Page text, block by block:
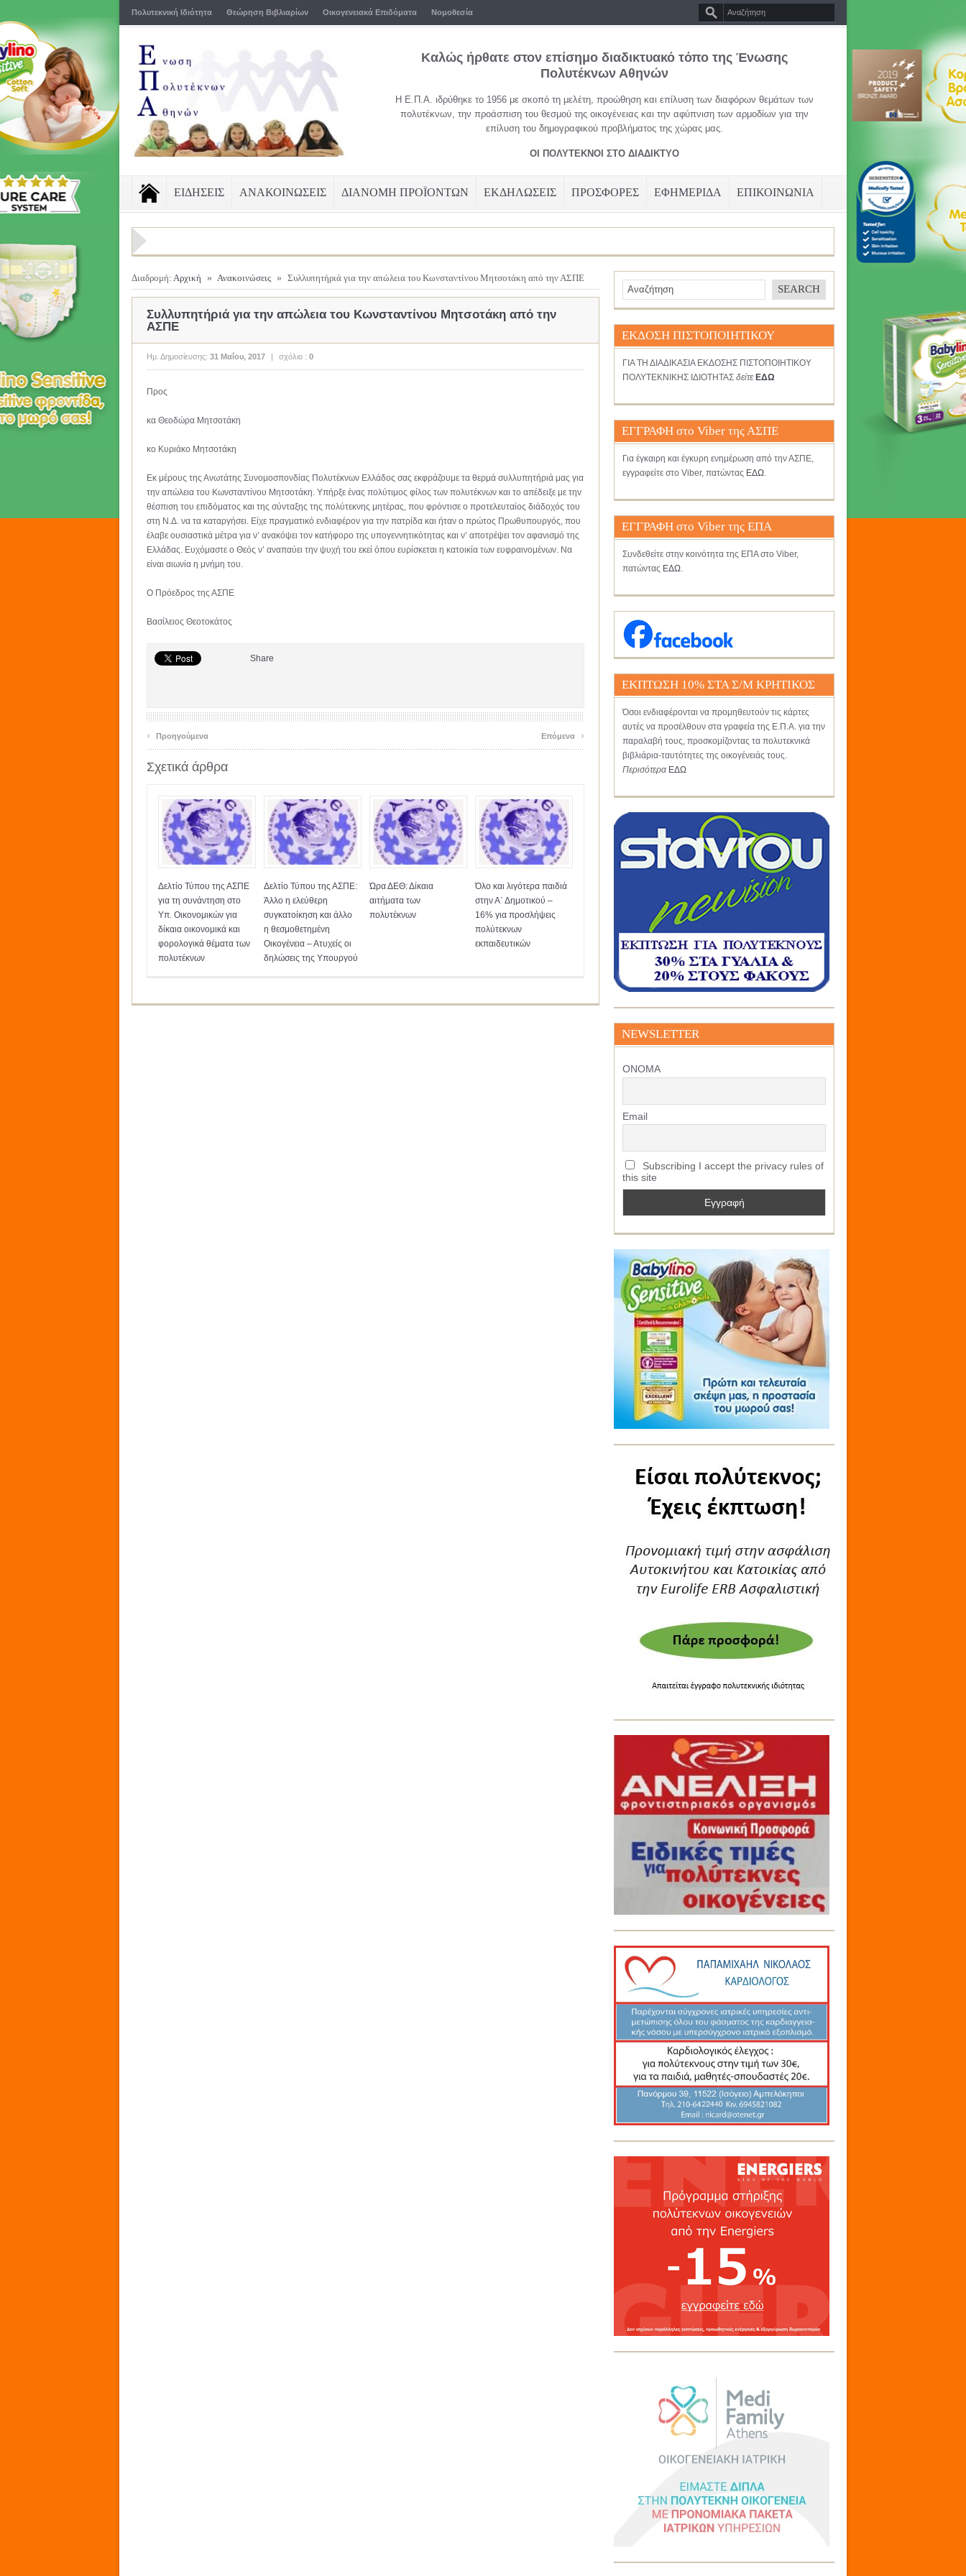
Πολυτεκνική Ιδιότητα Θεώρηση Βιβλιαρίων Οικογενειακά Επιδόματα Νομοθεσία
Καλώς ήρθατε στον επίσημο διαδικτυακό τόπο της Ένωσης
Πολυτέκνων Αθηνών
Η Ε.Π.Α. ιδρύθηκε το 1956 με σκοπό τη μελέτη, προώθηση και επίλυση των διαφόρων θεμάτων των
πολυτέκνων, την προάσπιση του θεσμού της οικογένειας και την αφύπνιση των αρμοδίων για την
επίλυση του δημογραφικού προβλήματος της χώρας μας.
ΟΙ ΠΟΛΥΤΕΚΝΟΙ ΣΤΟ ΔΙΑΔΙΚΤΥΟ
ΕΙΔΗΣΕΙΣ ΑΝΑΚΟΙΝΩΣΕΙΣ ΔΙΑΝΟΜΗ ΠΡΟΪΟΝΤΩΝ ΕΚΔΗΛΩΣΕΙΣ ΠΡΟΣΦΟΡΕΣ ΕΦΗΜΕΡΙΔΑ ΕΠΙΚΟΙΝΩΝΙΑ
Διαδρομή: Αρχική » Ανακοινώσεις » Συλλυπητήριά για την απώλεια του Κωνσταντίνου Μητσοτάκη από την ΑΣΠΕ
Συλλυπητήριά για την απώλεια του Κωνσταντίνου Μητσοτάκη από την
ΑΣΠΕ
Ημ. Δημοσίευσης: 31 Μαΐου, 2017 | σχόλιο : 0
Προς
κα Θεοδώρα Μητσοτάκη
κο Κυριάκο Μητσοτάκη
Εκ μέρους της Ανωτάτης Συνομοσπονδίας Πολυτέκνων Ελλάδος σας εκφράζουμε τα θερμά συλλυπητήριά μας για
την απώλεια του Κωνσταντίνου Μητσοτάκη. Υπήρξε ένας πολύτιμος φίλος των πολυτέκνων και το απέδειξε με την
θέσπιση του επιδόματος και της σύνταξης της πολύτεκνης μητέρας, που φρόντισε ο προτελευταίος διάδοχός του
στη Ν.Δ. να τα καταργήσει. Είχε πραγματικό ενδιαφέρον για την πατρίδα και ήταν ο πρώτος Πρωθυπουργός, που
έλαβε ουσιαστικά μέτρα για ν’ ανακόψει τον κατήφορο της υπογεννητικότητας και ν’ αποτρέψει τον αφανισμό της
Ελλάδας. Ευχόμαστε ο Θεός ν’ αναπαύει την ψυχή του εκεί όπου ευρίσκεται η κατοικία των ευφραινομένων. Να
είναι αιωνία η μνήμη του.
Ο Πρόεδρος της ΑΣΠΕ
Βασίλειος Θεοτοκάτος
Share
‹ Προηγούμενα Επόμενα ›
Σχετικά άρθρα
Δελτίο Τύπου της ΑΣΠΕ
για τη συνάντηση στο
Υπ. Οικονομικών για
δίκαια οικονομικά και
φορολογικά θέματα των
πολυτέκνων
Δελτίο Τύπου της ΑΣΠΕ:
Άλλο η ελεύθερη
συγκατοίκηση και άλλο
η θεσμοθετημένη
Οικογένεια – Ατυχείς οι
δηλώσεις της Υπουργού
Ώρα ΔΕΘ: Δίκαια
αιτήματα των
πολυτέκνων
Όλο και λιγότερα παιδιά
στην Α΄ Δημοτικού –
16% για προσλήψεις
πολύτεκνων
εκπαιδευτικών
ΕΚΔΟΣΗ ΠΙΣΤΟΠΟΙΗΤΙΚΟΥ
ΓΙΑ ΤΗ ΔΙΑΔΙΚΑΣΙΑ ΕΚΔΟΣΗΣ ΠΙΣΤΟΠΟΙΗΤΙΚΟΥ
ΠΟΛΥΤΕΚΝΙΚΗΣ ΙΔΙΟΤΗΤΑΣ δείτε ΕΔΩ
ΕΓΓΡΑΦΗ στο Viber της ΑΣΠΕ
Για έγκαιρη και έγκυρη ενημέρωση από την ΑΣΠΕ,
εγγραφείτε στο Viber, πατώντας ΕΔΩ.
ΕΓΓΡΑΦΗ στο Viber της ΕΠΑ
Συνδεθείτε στην κοινότητα της ΕΠΑ στο Viber,
πατώντας ΕΔΩ.
ΕΚΠΤΩΣΗ 10% ΣΤΑ Σ/Μ ΚΡΗΤΙΚΟΣ
Όσοι ενδιαφέρονται να προμηθευτούν τις κάρτες
αυτές να προσέλθουν στα γραφεία της Ε.Π.Α. για την
παραλαβή τους, προσκομίζοντας τα πολυτεκνικά
βιβλιάρια-ταυτότητες της οικογένειάς τους.
Περισότερα ΕΔΩ
NEWSLETTER
ΟΝΟΜΑ
Email
Subscribing I accept the privacy rules of
this site